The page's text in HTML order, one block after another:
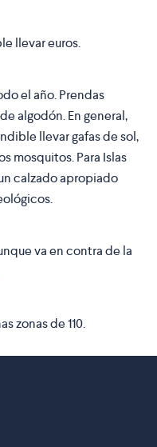
llevar euros.
el año. Prendas
algodón. En general,
llevar gafas de sol,
mosquitos. Para Islas
calzado apropiado
va en contra de la
zonas de 110.